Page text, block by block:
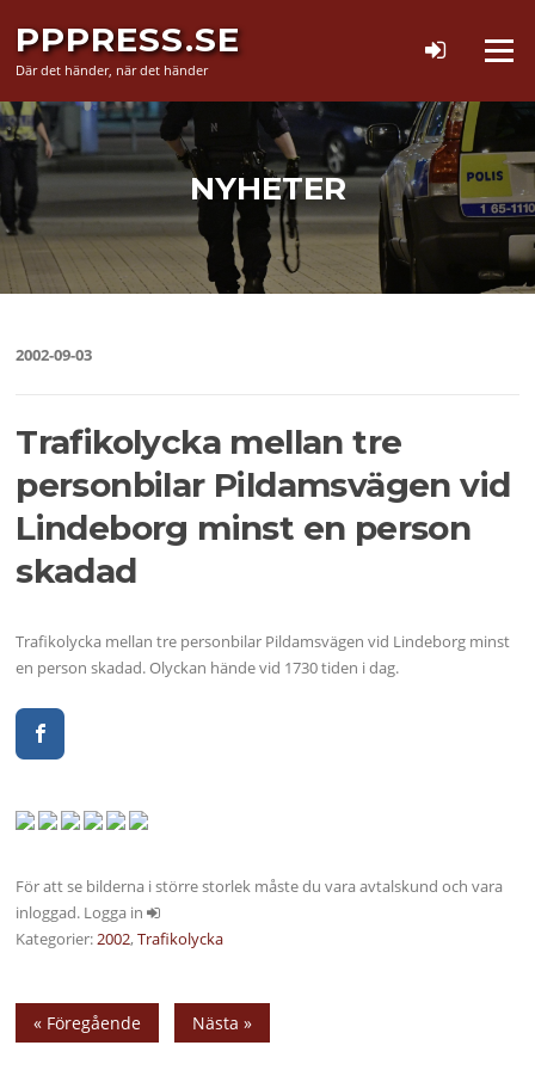
innehåll
PPPRESS.SE
Där det händer, när det händer
Meny
NYHETER
2002-09-03
Trafikolycka mellan tre
personbilar Pildamsvägen vid
Lindeborg minst en person
skadad
Trafikolycka mellan tre personbilar Pildamsvägen vid Lindeborg minst
en person skadad. Olyckan hände vid 1730 tiden i dag.
För att se bilderna i större storlek måste du vara avtalskund och vara
inloggad. Logga in
Kategorier:2002,Trafikolycka
« Föregående Nästa »